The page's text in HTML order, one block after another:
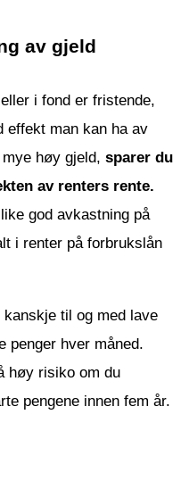
av gjeld
i fond er fristende,
effekt man kan ha av
høy gjeld, sparer du
av renters rente.
god avkastning på
i renter på forbrukslån
til og med lave
penger hver måned.
høy risiko om du
pengene innen fem år.